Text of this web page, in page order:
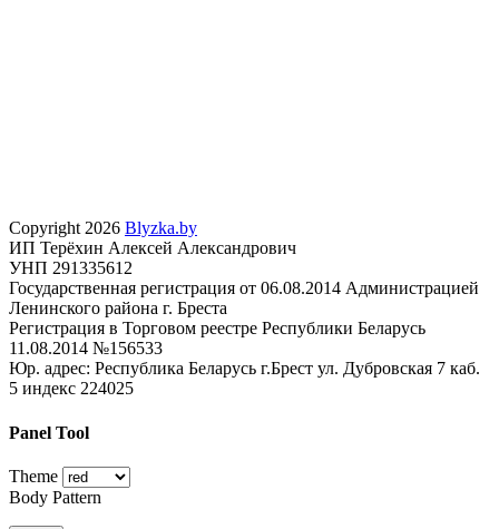
Copyright 2026 Blyzka.by
ИП Терёхин Алексей Александрович
УНП 291335612
Государственная регистрация от 06.08.2014 Администрацией
Ленинского района г. Бреста
Регистрация в Торговом реестре Республики Беларусь
11.08.2014 №156533
Юр. адрес: Республика Беларусь г.Брест ул. Дубровская 7 каб.
5 индекс 224025
Panel Tool
Theme
Body Pattern